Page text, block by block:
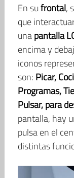
En sufrontal,
que
unapantalla
encima y
iconos
son: Picar,
Programas,
Pulsar, para
pantalla, hay
pulsa en el
distintas